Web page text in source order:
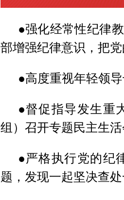
●强化经常性纪律
部增强纪律意识，把
●高度重视年轻领
●督促指导发生重
组）召开专题民主生
●严格执行党的纪
题，发现一起坚决查